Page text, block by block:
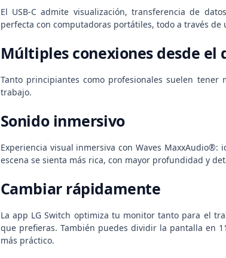
El USB-C admite visualización, transferencia de
perfecta con computadoras portátiles, todo a través de
Múltiples conexiones desde el
Tanto principiantes como profesionales suelen tener
trabajo.
Sonido inmersivo
Experiencia visual inmersiva con Waves
escena se sienta más rica, con mayor profundidad y
Cambiar rápidamente
La app LG Switch optimiza tu monitor tanto para el
que prefieras. También puedes dividir la pantalla en
más práctico.